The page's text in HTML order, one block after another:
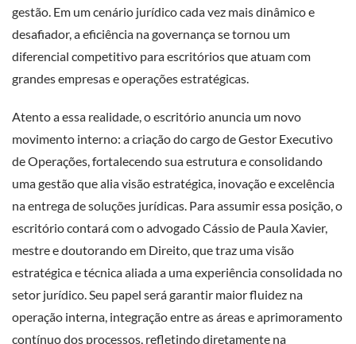
gestão. Em um cenário jurídico cada vez mais dinâmico e
desafiador, a eficiência na governança se tornou um
diferencial competitivo para escritórios que atuam com
grandes empresas e operações estratégicas.
Atento a essa realidade, o escritório anuncia um novo
movimento interno: a criação do cargo de Gestor Executivo
de Operações, fortalecendo sua estrutura e consolidando
uma gestão que alia visão estratégica, inovação e excelência
na entrega de soluções jurídicas. Para assumir essa posição, o
escritório contará com o advogado Cássio de Paula Xavier,
mestre e doutorando em Direito, que traz uma visão
estratégica e técnica aliada a uma experiência consolidada no
setor jurídico. Seu papel será garantir maior fluidez na
operação interna, integração entre as áreas e aprimoramento
contínuo dos processos, refletindo diretamente na